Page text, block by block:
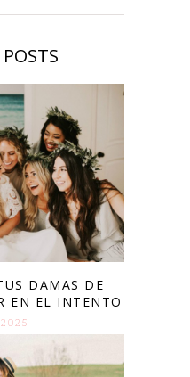
DAMAS DE
EN EL INTENTO